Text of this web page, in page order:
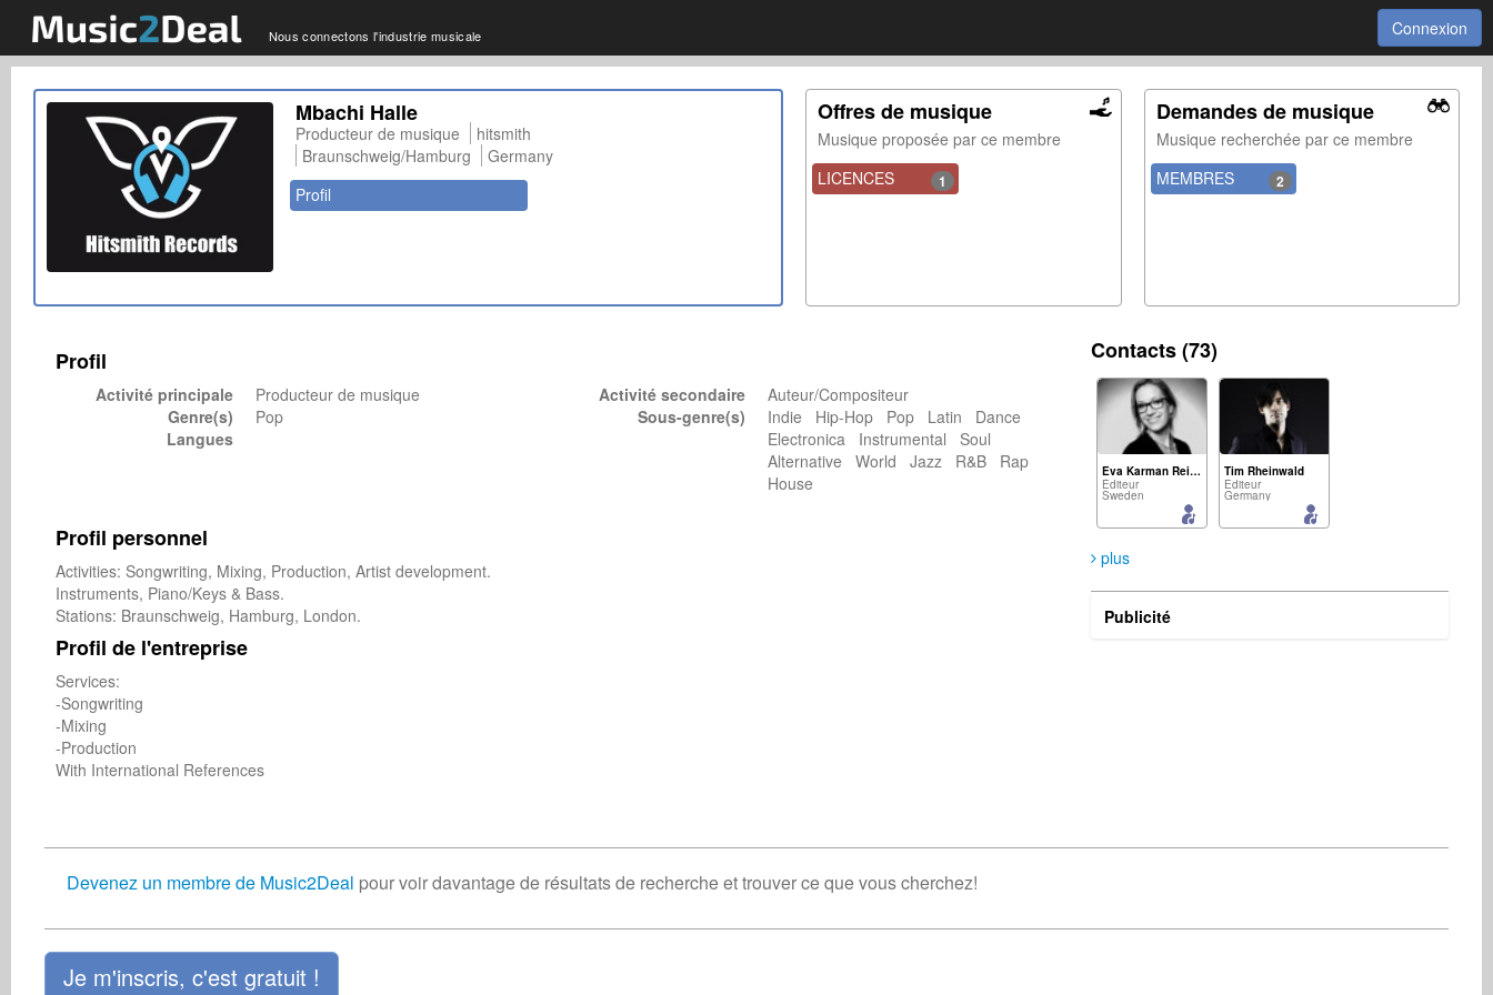
Nous connectons l'industrie musicale Connexion
Mbachi Halle
Producteur de musique
hitsmith
Braunschweig/Hamburg
Germany
Profil
Offres de musique
Musique proposée par ce membre
LICENCES
1
Demandes de musique
Musique recherchée par ce membre
MEMBRES
2
Profil
Activité principale
Producteur de musique
Genre(s)
Pop
Langues
Activité secondaire
Auteur/Compositeur
Sous-genre(s)
Indie Hip-Hop Pop Latin Dance
Electronica Instrumental Soul
Alternative World Jazz R&B Rap
House
Profil personnel
Activities: Songwriting, Mixing, Production, Artist development.
Instruments, Piano/Keys & Bass.
Profil de l'entreprise
Services:
-Songwriting
-Mixing
-Production
Contacts (73)
Eva Karman Reinhold
Éditeur
Sweden
Tim Rheinwald
Éditeur
Germany
plus
Publicité
Devenez un membre de Music2Deal pour voir davantage de résultats de recherche et trouver ce que vous cherchez!
Je m'inscris, c'est gratuit !